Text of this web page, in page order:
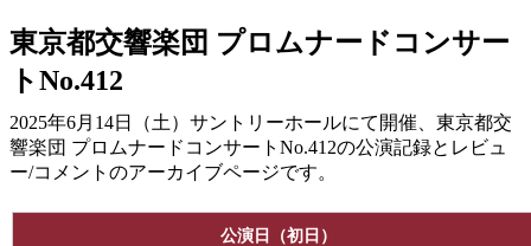
東京都交響楽団 プロムナードコンサー
トNo.412
2025年6月14日（土）サントリーホールにて開催、東京都交
響楽団 プロムナードコンサートNo.412の公演記録とレビュ
ー/コメントのアーカイブページです。
公演日（初日）